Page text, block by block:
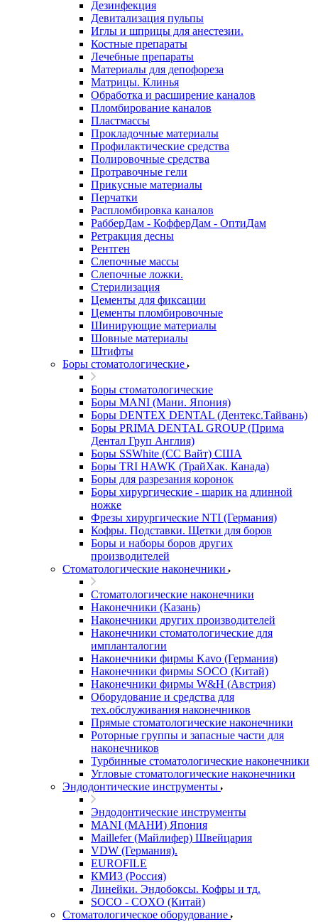
Дезинфекция
Девитализация пульпы
Иглы и шприцы для анестезии.
Костные препараты
Лечебные препараты
Материалы для депофореза
Матрицы. Клинья
Обработка и расширение каналов
Пломбирование каналов
Пластмассы
Прокладочные материалы
Профилактические средства
Полировочные средства
Протравочные гели
Прикусные материалы
Перчатки
Распломбировка каналов
РабберДам - КофферДам - ОптиДам
Ретракция десны
Рентген
Слепочные массы
Слепочные ложки.
Стерилизация
Цементы для фиксации
Цементы пломбировочные
Шинирующие материалы
Шовные материалы
Штифты
Боры стоматологические
Боры стоматологические
Боры MANI (Мани. Япония)
Боры DENTEX DENTAL (Дентекс.Тайвань)
Боры PRIMA DENTAL GROUP (Прима
Дентал Груп Англия)
Боры SSWhite (СС Вайт) США
Боры TRI HAWK (ТрайХак. Канада)
Боры для разрезания коронок
Боры хирургические - шарик на длинной
ножке
Фрезы хирургические NTI (Германия)
Кофры. Подставки. Щетки для боров
Боры и наборы боров других
производителей
Стоматологические наконечники
Стоматологические наконечники
Наконечники (Казань)
Наконечники других производителей
Наконечники стоматологические для
импланталогии
Наконечники фирмы Kavo (Германия)
Наконечники фирмы SOCO (Китай)
Наконечники фирмы W&H (Австрия)
Оборудование и средства для
тех.обслуживания наконечников
Прямые стоматологические наконечники
Роторные группы и запасные части для
наконечников
Турбинные стоматологические наконечники
Угловые стоматологические наконечники
Эндодонтические инструменты
Эндодонтические инструменты
MANI (МАНИ) Япония
Maillefer (Майлифер) Швейцария
VDW (Германия).
EUROFILE
КМИЗ (Россия)
Линейки. Эндобоксы. Кофры и тд.
SOCO - COXO (Китай)
Стоматологическое оборудование